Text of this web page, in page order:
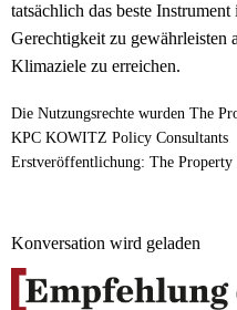
tatsächlich das beste
Gerechtigkeit zu gewährleisten
Klimaziele zu erreichen.
Die Nutzungsrechte wurden The
KPC KOWITZ Policy Consultants
Erstveröffentlichung: The Property
Konversation wird geladen